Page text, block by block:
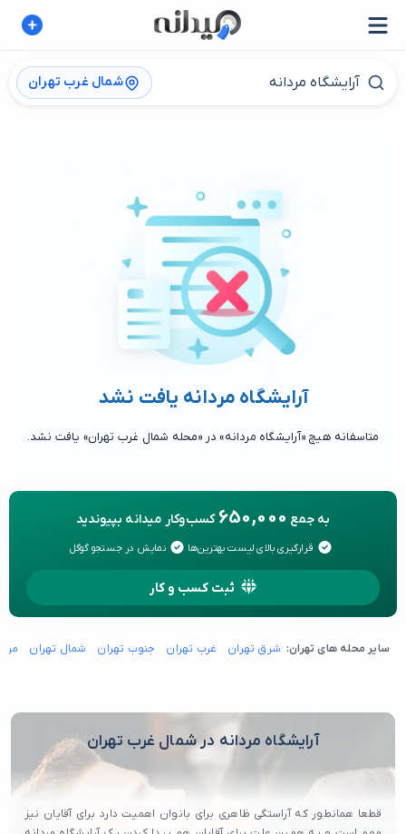
شمال غرب تهران
آرایشگاه مردانه یافت نشد
متاسفانه هیچ «آرایشگاه مردانه» در «محله شمال غرب تهران» یافت نشد.
به جمع 650,000 کسب‌وکار میدانه بپیوندید
قرارگیری بالای لیست بهترین‌ها نمایش در جستجو گوگل
ثبت کسب و کار
سایر محله های تهران: شرق تهران غرب تهران جنوب تهران شمال تهران
آرایشگاه مردانه در شمال غرب تهران
قطعا همانطور که آراستگی ظاهری برای بانوان اهمیت دارد برای آقایان نیز